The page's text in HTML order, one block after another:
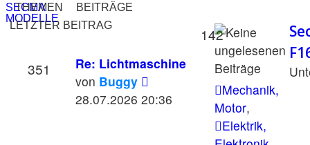
SECMA
MODELLE
THEMEN
BEITRÄGE
LETZTER BEITRAG
Mechanik,
Motor,
Elektrik,
142
351
Re: Lichtmaschine
von Buggy
Beitrag
28.07.2026 20:36